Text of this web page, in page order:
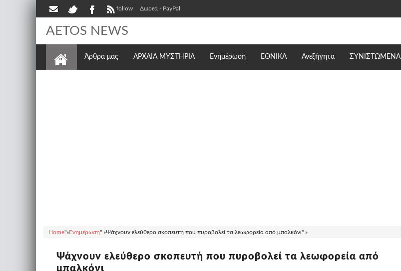
follow Δωρεά - PayPal
AETOS NEWS
Άρθρα μας ΑΡΧΑΙΑ ΜΥΣΤΗΡΙΑ Ενημέρωση ΕΘΝΙΚΆ Ανεξήγητα ΣΥΝΙΣΤΩΜΕΝΑ
Home"»Ενημέρωση" »Ψάχνουν ελεύθερο σκοπευτή που πυροβολεί τα λεωφορεία από μπαλκόνι" »
Ψάχνουν ελεύθερο σκοπευτή που πυροβολεί τα λεωφορεία από
μπαλκόνι